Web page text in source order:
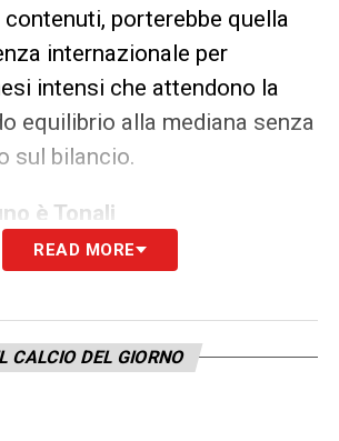
porterebbe quella
internazionale per
intensi che attendono la
equilibrio alla mediana senza
sul bilancio.
è Tonali
riguarda ilCalciomercato
del Newcastle e della
è diventato l’obiettivo
READ MORE
CALCIO DEL GIORNO